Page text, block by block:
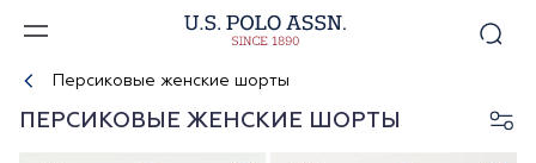
Персиковые женские шорты
ПЕРСИКОВЫЕ ЖЕНСКИЕ ШОРТЫ